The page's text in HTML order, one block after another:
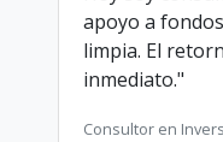
apoyo a
limpia. El
inmediato."
Consultor en